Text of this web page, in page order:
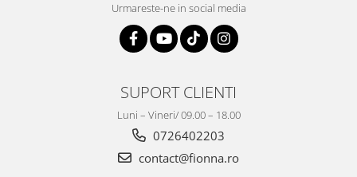
Urmareste-ne in social media
SUPORT CLIENTI
Luni – Vineri/ 09.00 – 18.00
0726402203
contact@fionna.ro